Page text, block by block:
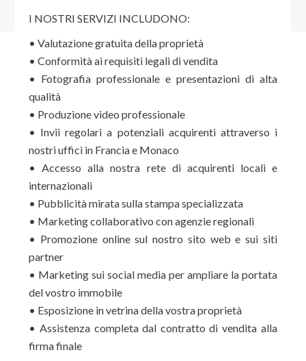
I NOSTRI SERVIZI INCLUDONO:
• Valutazione gratuita della proprietà
• Conformità ai requisiti legali di vendita
• Fotografia professionale e presentazioni di alta
qualità
• Produzione video professionale
• Invii regolari a potenziali acquirenti attraverso i
nostri uffici in Francia e Monaco
• Accesso alla nostra rete di acquirenti locali e
internazionali
• Pubblicità mirata sulla stampa specializzata
• Marketing collaborativo con agenzie regionali
• Promozione online sul nostro sito web e sui siti
partner
• Marketing sui social media per ampliare la portata
del vostro immobile
• Esposizione in vetrina della vostra proprietà
• Assistenza completa dal contratto di vendita alla
firma finale